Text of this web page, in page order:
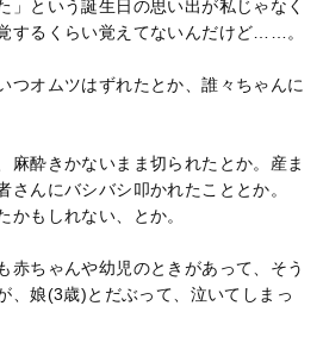
」という誕生日の思い出が私じゃなく
するくらい覚えてないんだけど……。
つオムツはずれたとか、誰々ちゃんに
麻酔きかないまま切られたとか。産ま
さんにバシバシ叩かれたこととか。
かもしれない、とか。
赤ちゃんや幼児のときがあって、そう
、娘(3歳)とだぶって、泣いてしまっ